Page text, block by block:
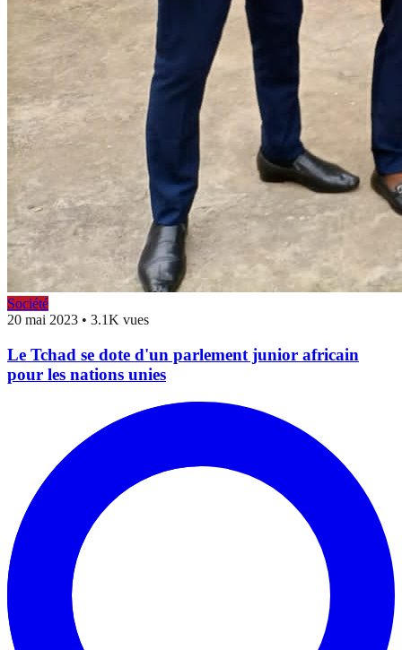
Société
20 mai 2023 • 3.1K vues
Le Tchad se dote d'un parlement junior africain
pour les nations unies